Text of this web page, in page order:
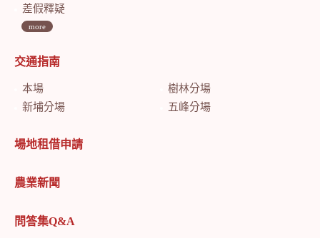
差假釋疑
more
交通指南
本場
樹林分場
新埔分場
五峰分場
場地租借申請
農業新聞
問答集Q&A